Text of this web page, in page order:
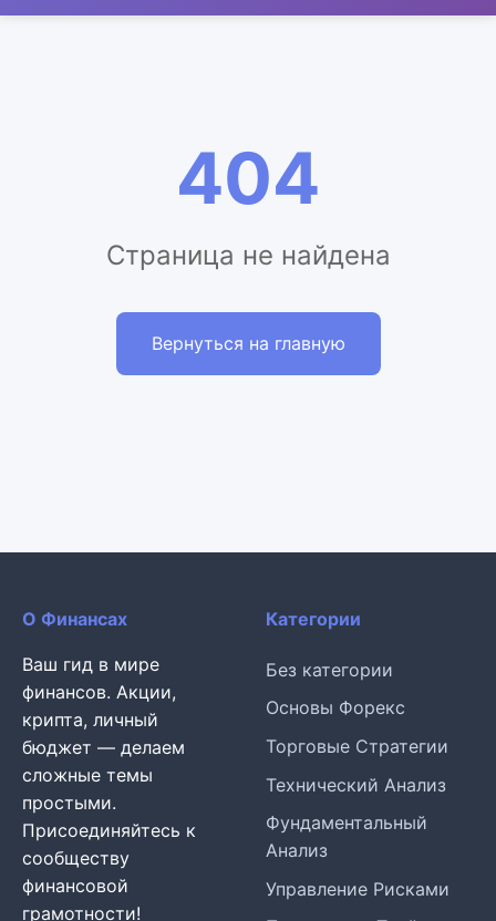
404
Страница не найдена
Вернуться на главную
О Финансах
Ваш гид в мире
финансов. Акции,
крипта, личный
бюджет — делаем
сложные темы
простыми.
Присоединяйтесь к
сообществу
финансовой
грамотности!
Категории
Без категории
Основы Форекс
Торговые Стратегии
Технический Анализ
Фундаментальный
Анализ
Управление Рисками